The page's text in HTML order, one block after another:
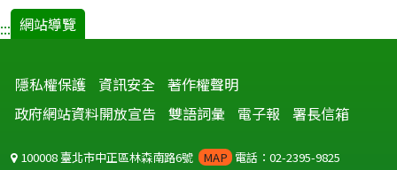
::: 網站導覽
隱私權保護 資訊安全 著作權聲明
政府網站資料開放宣告
雙語詞彙 電子報 署長信箱
100008 臺北市中正區林森南路6號 MAP 電話：02-2395-9825